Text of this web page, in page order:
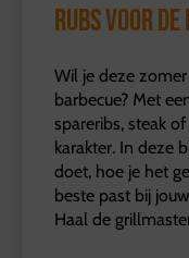
Rubs voor
Wil je deze
barbecue? Met
spareribs, steak
karakter. In deze
doet, hoe je het
beste past bij
Haal de